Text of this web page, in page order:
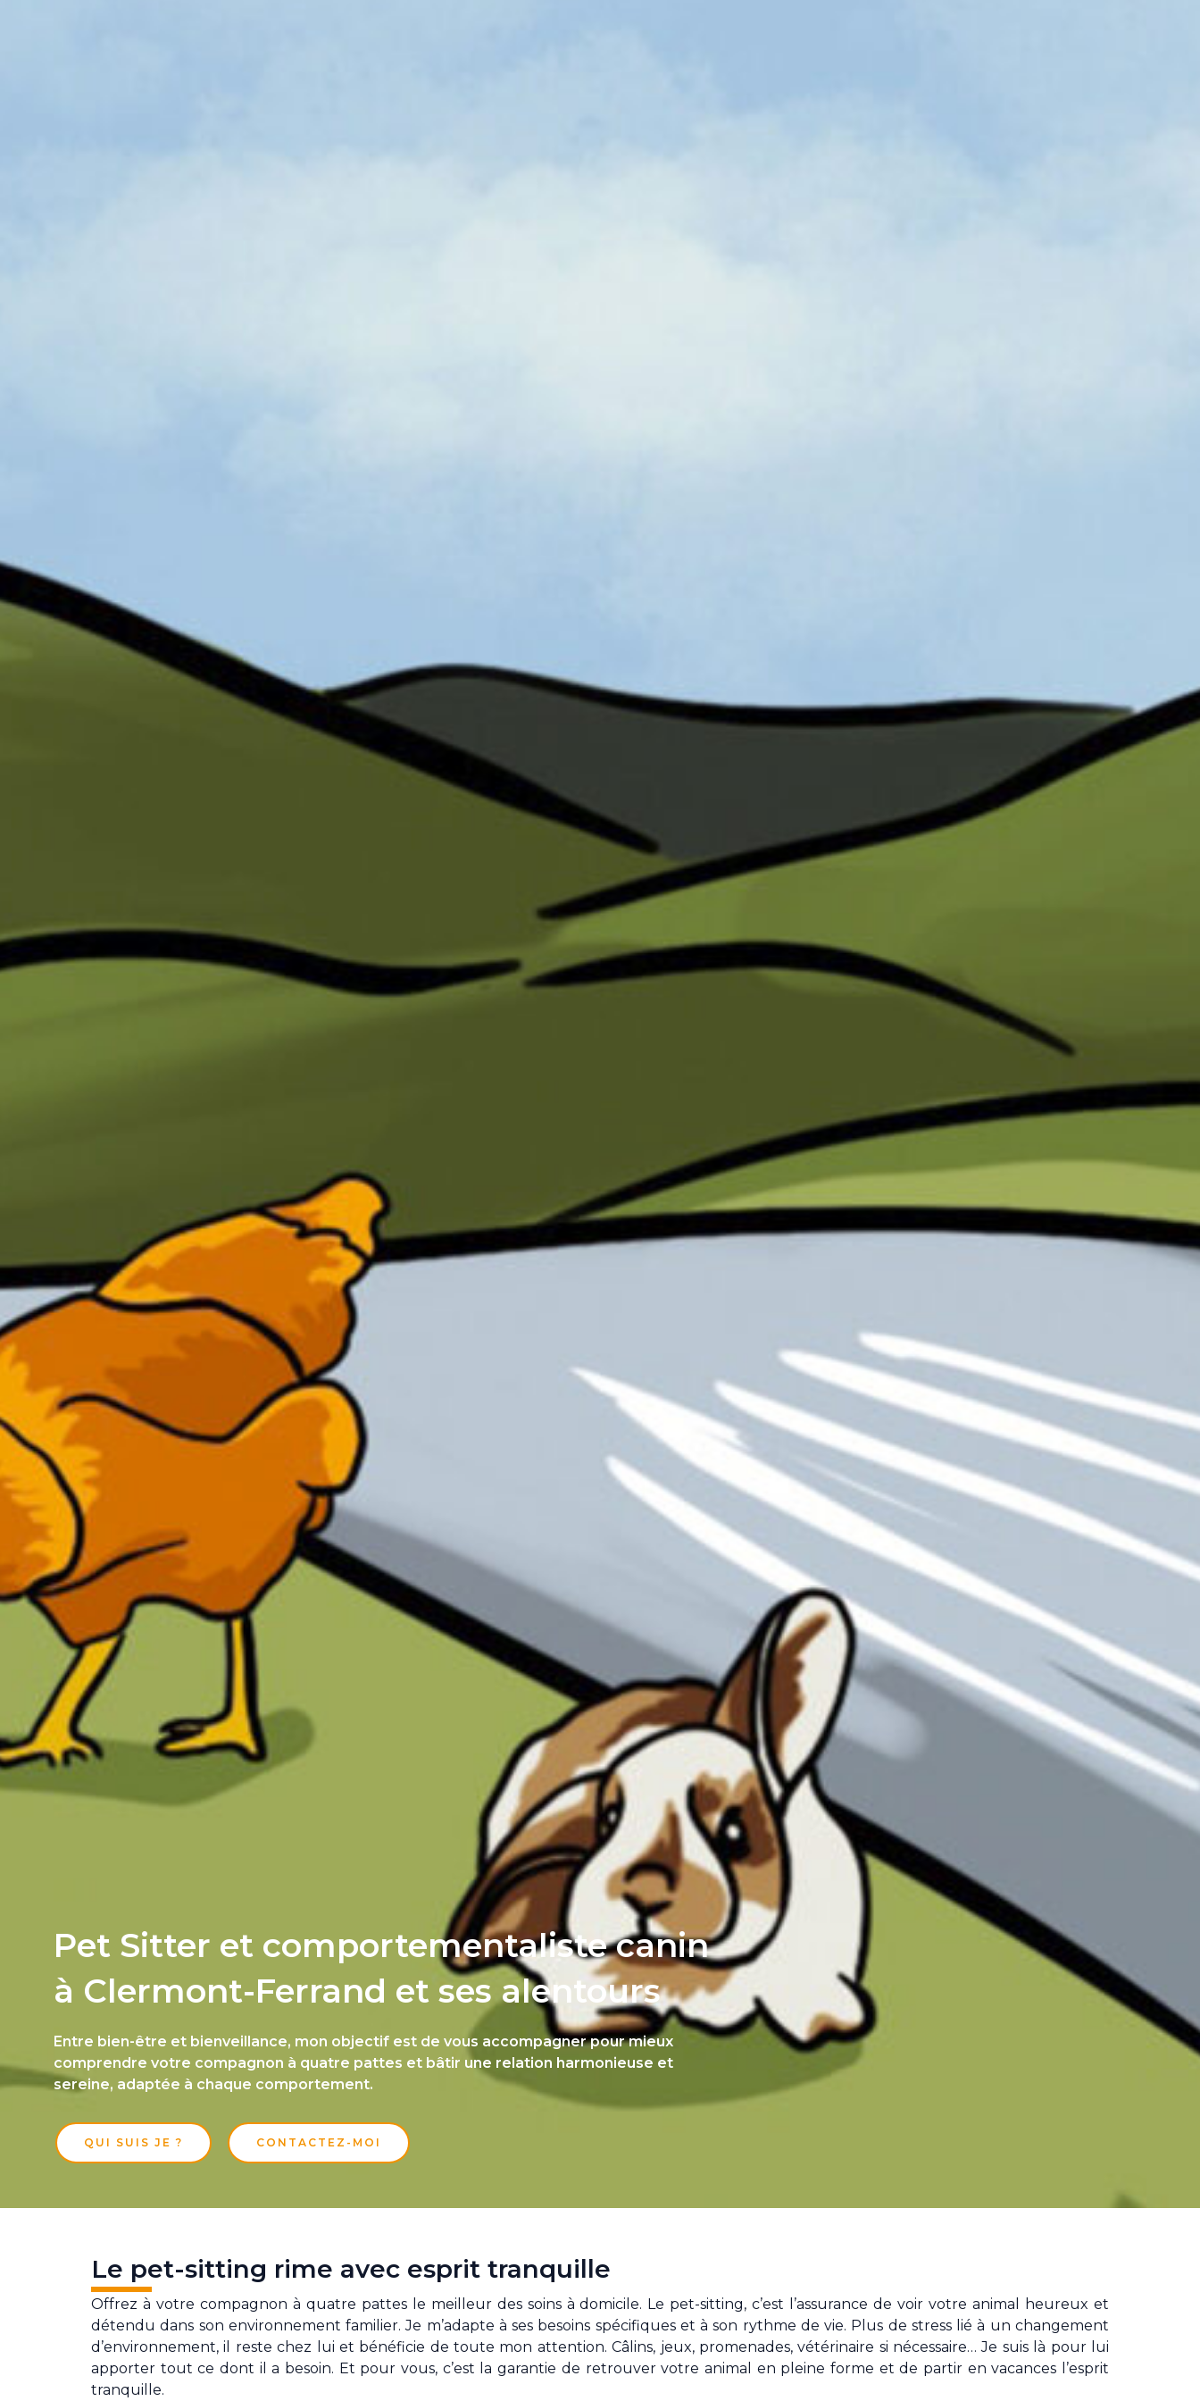
Pet Sitter et comportementaliste canin
à Clermont-Ferrand et ses alentours
Entre bien-être et bienveillance, mon objectif est de vous accompagner pour mieux
comprendre votre compagnon à quatre pattes et bâtir une relation harmonieuse et
sereine, adaptée à chaque comportement.
QUI SUIS JE ? CONTACTEZ-MOI
Le pet-sitting rime avec esprit tranquille
Offrez à votre compagnon à quatre pattes le meilleur des soins à domicile. Le pet-sitting, c’est l’assurance de voir votre animal heureux et
détendu dans son environnement familier. Je m’adapte à ses besoins spécifiques et à son rythme de vie. Plus de stress lié à un changement
d’environnement, il reste chez lui et bénéficie de toute mon attention. Câlins, jeux, promenades, vétérinaire si nécessaire… Je suis là pour lui
apporter tout ce dont il a besoin. Et pour vous, c’est la garantie de retrouver votre animal en pleine forme et de partir en vacances l’esprit
tranquille.